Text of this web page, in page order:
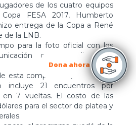
Dona ahora
de los cuatro equipos
FESA 2017, Humberto
entrega de la Copa a René
de la LNB.
para la foto oficial con los
que atendieron la
esta competición, se informó
incluye 21 encuentros por
en 7 vueltas. El costo de las
para el sector de platea y